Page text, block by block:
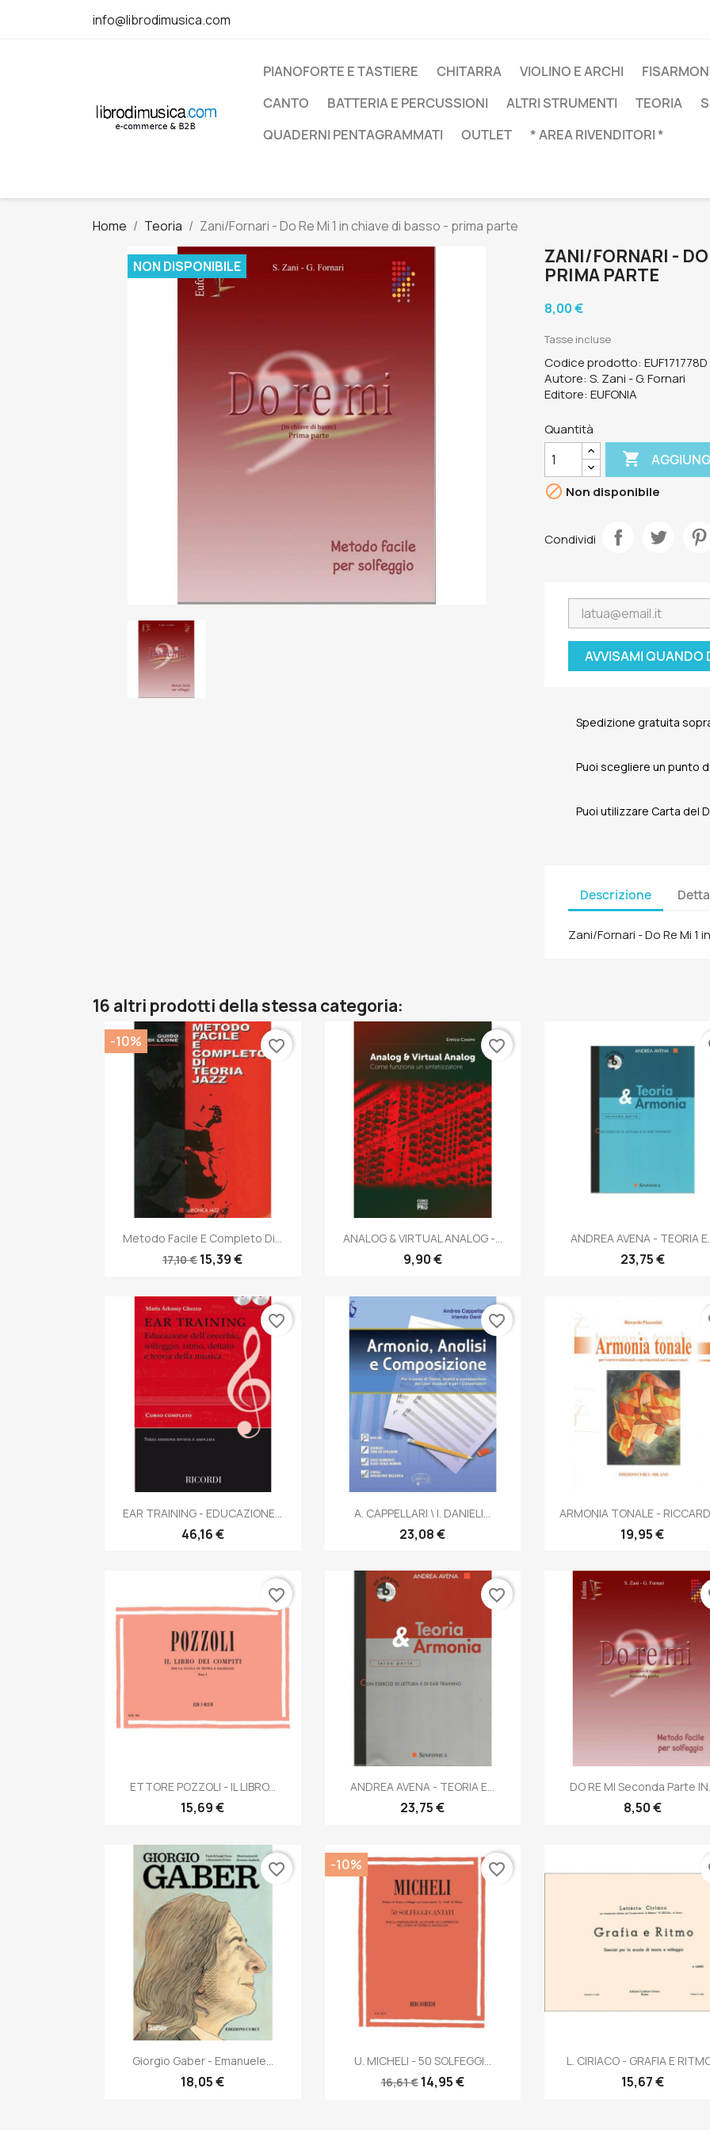
info@librodimusica.com
PIANOFORTE E TASTIERE CHITARRA VIOLINO E ARCHI
CANTO
BATTERIA E PERCUSSIONI ALTRI STRUMENTI TEORIA
QUADERNI PENTAGRAMMATI
OUTLET * AREA RIVENDITORI *
Home Teoria Zani/Fornari - Do Re Mi 1 in chiave di basso - prima parte
NON DISPONIBILE
ZANI/FORNARI - DO
PRIMA PARTE
8,00 €
Tasse incluse
Codice prodotto: EUF171778D
Autore: S. Zani - G. Fornari
Editore: EUFONIA
Quantità

 Non disponibile
Condividi
AVVISAMI QUANDO
Spedizione gratuita
Puoi scegliere un punto
Puoi utilizzare Carta del
Descrizione
Zani/Fornari - Do Re Mi 1
16 altri prodotti della stessa categoria:
Anteprima
Metodo Facile E Completo Di...
17,10 €15,39 €
-10% favorite_border
Anteprima
ANALOG & VIRTUAL ANALOG -...
9,90 €
favorite_border
Anteprima
ANDREA AVENA - TEORIA E...
23,75 €
Anteprima
EAR TRAINING - EDUCAZIONE...
46,16 €
favorite_border
Anteprima
A. CAPPELLARI \ I. DANIELI...
23,08 €
favorite_border
Anteprima
ARMONIA TONALE -
19,95 €
Anteprima
ETTORE POZZOLI - IL LIBRO...
15,69 €
favorite_border
Anteprima
ANDREA AVENA - TEORIA E...
23,75 €
favorite_border
Anteprima
DO RE MI Seconda Parte
8,50 €
Anteprima
Giorgio Gaber - Emanuele...
18,05 €
favorite_border
Anteprima
U. MICHELI - 50 SOLFEGGI...
16,61 € 14,95 €
-10% favorite_border
Anteprima
L. CIRIACO - GRAFIA E
15,67 €